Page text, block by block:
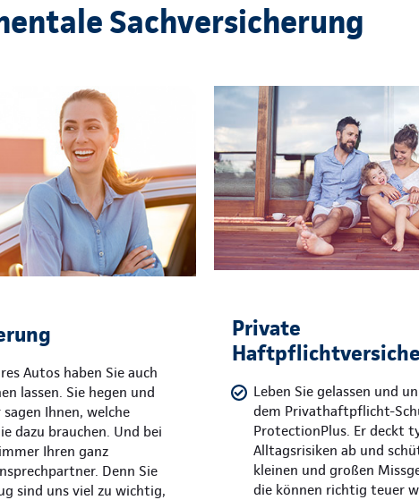
Sachversicherung
Autos haben Sie auch
lassen. Sie hegen und
Ihnen, welche
dazu brauchen. Und bei
Ihren ganz
Denn Sie
sind uns viel zu wichtig,
Private
Leben Sie gelassen und
dem Privathaftpflicht-
ProtectionPlus. Er deckt
Alltagsrisiken ab und
kleinen und großen
die können richtig teuer